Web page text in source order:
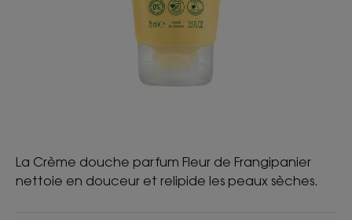
La Crème douche parfum Fleur de Frangipanier
nettoie en douceur et relipide les peaux sèches.